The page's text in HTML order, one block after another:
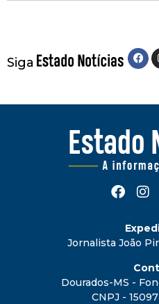
Siga
Jornalista João
Dourados-MS -
CNPJ -